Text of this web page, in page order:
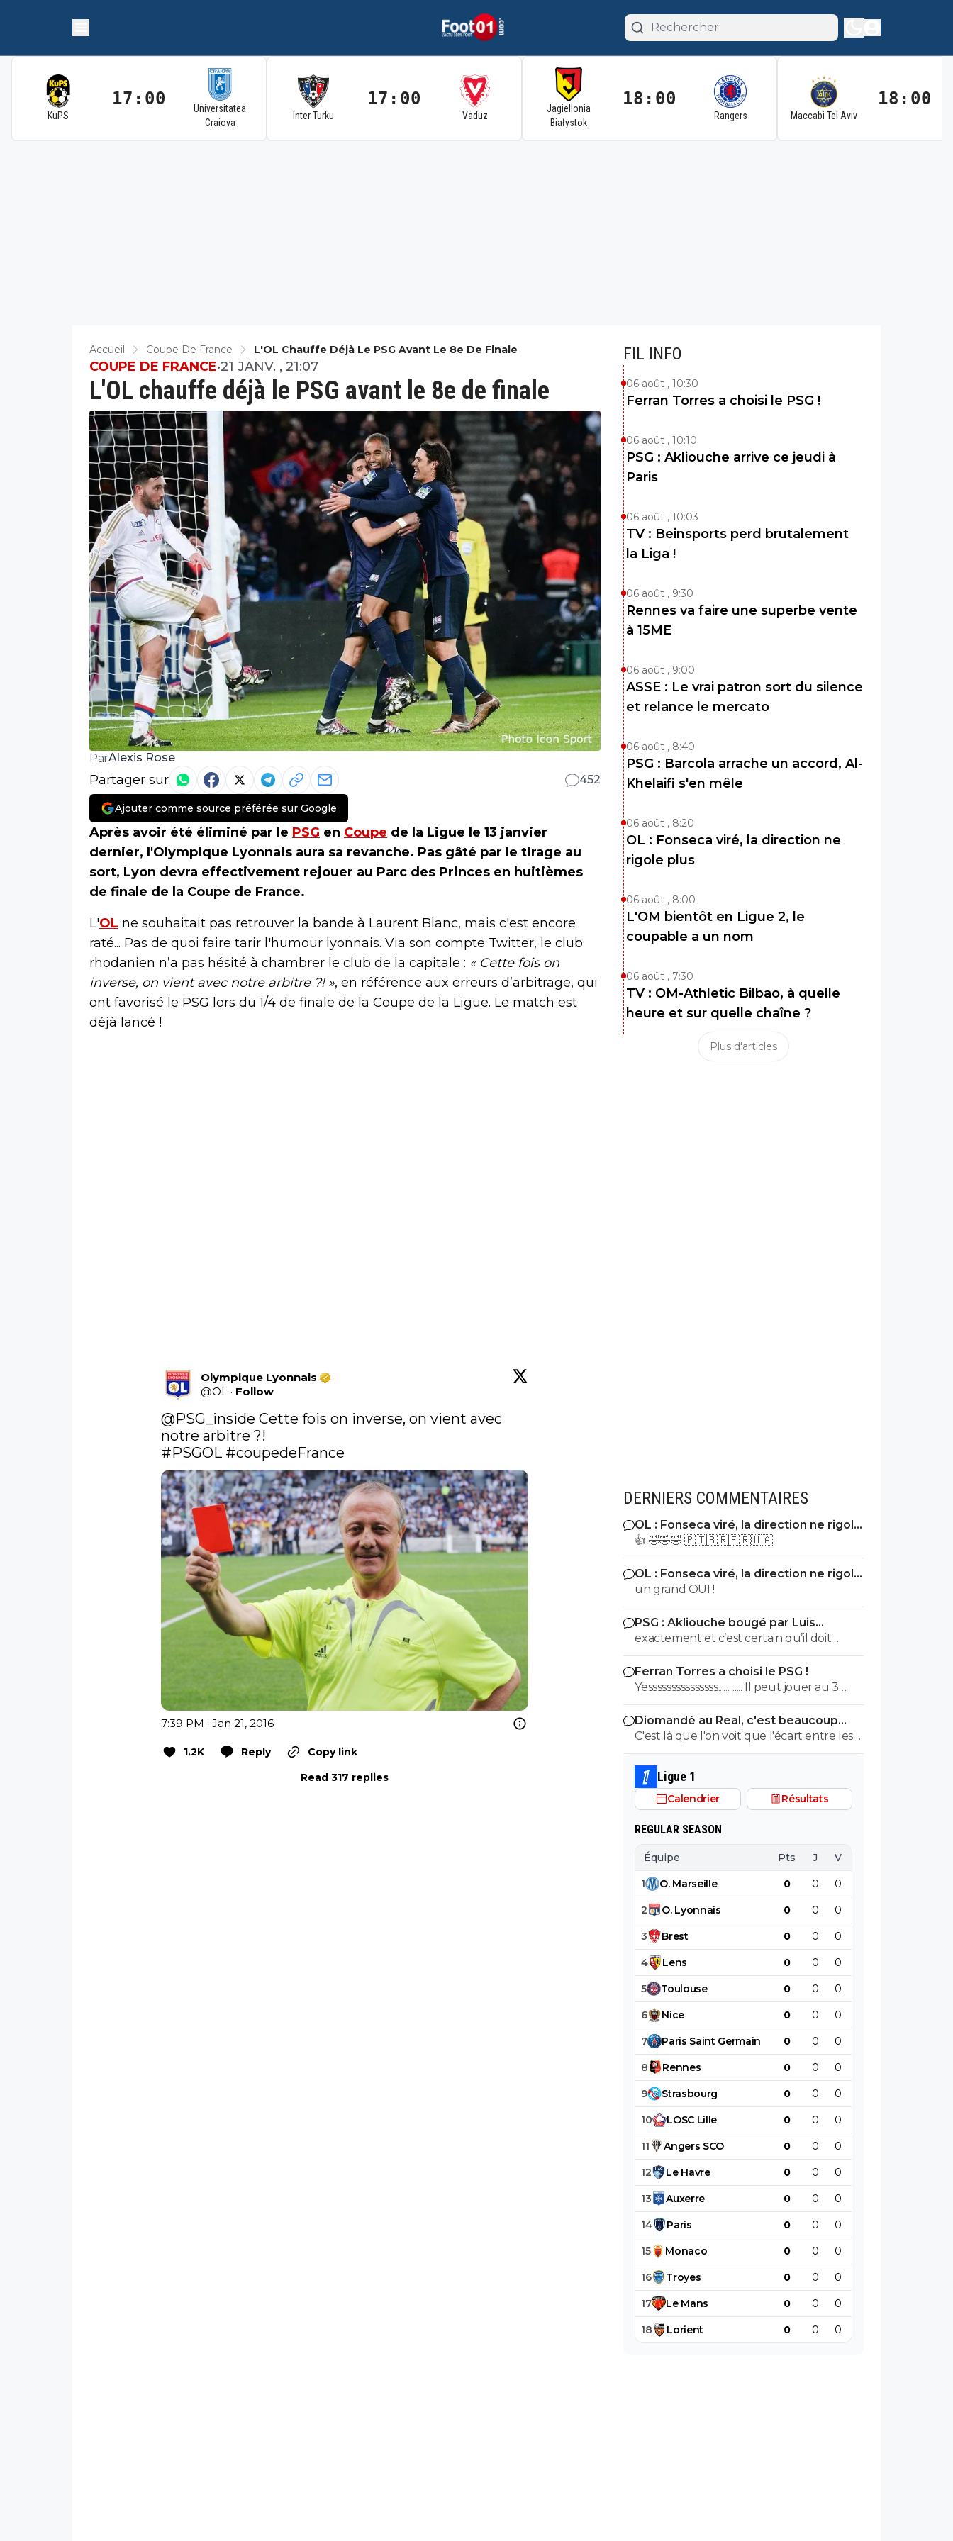
KuPS
17:00
Universitatea
Craiova
Inter Turku
17:00
Vaduz
Jagiellonia
Białystok
18:00
Rangers Maccabi Tel Aviv
18:00
Accueil Coupe De France L'OL Chauffe Déjà Le PSG Avant Le 8e De Finale
L'OL chauffe déjà le PSG avant le 8e de finale
COUPE DE FRANCE•21 JANV. , 21:07
ParAlexis Rose
Partager sur 452
Ajouter comme source préférée sur Google
Après avoir été éliminé par le PSG en Coupe de la Ligue le 13 janvier
dernier, l'Olympique Lyonnais aura sa revanche. Pas gâté par le tirage au
sort, Lyon devra effectivement rejouer au Parc des Princes en huitièmes
de finale de la Coupe de France.
L'OL ne souhaitait pas retrouver la bande à Laurent Blanc, mais c'est encore
raté... Pas de quoi faire tarir l'humour lyonnais. Via son compte Twitter, le club
rhodanien n’a pas hésité à chambrer le club de la capitale : « Cette fois on
inverse, on vient avec notre arbitre ?! », en référence aux erreurs d’arbitrage, qui
ont favorisé le PSG lors du 1/4 de finale de la Coupe de la Ligue. Le match est
déjà lancé !
Olympique Lyonnais
@OL · Follow
@PSG_inside Cette fois on inverse, on vient avec
#PSGOL #coupedeFrance
7:39 PM · Jan 21, 2016
1.2K Reply
Copy link
Read 317 replies
FIL INFO
06 août , 10:30
Ferran Torres a choisi le PSG !
06 août , 10:10
PSG : Akliouche arrive ce jeudi à
Paris
06 août , 10:03
TV : Beinsports perd brutalement
la Liga !
06 août , 9:30
Rennes va faire une superbe vente
à 15ME
06 août , 9:00
ASSE : Le vrai patron sort du silence
et relance le mercato
06 août , 8:40
PSG : Barcola arrache un accord, Al-
Khelaifi s'en mêle
06 août , 8:20
OL : Fonseca viré, la direction ne
rigole plus
06 août , 8:00
L'OM bientôt en Ligue 2, le
coupable a un nom
06 août , 7:30
TV : OM-Athletic Bilbao, à quelle
heure et sur quelle chaîne ?
Plus d'articles
DERNIERS COMMENTAIRES
OL : Fonseca viré, la direction ne rigole
plus
👍 🤣🤣🤣 🇵🇹🇧🇷🇫🇷🇺🇦
OL : Fonseca viré, la direction ne rigole
plus
un grand OUI !
PSG : Akliouche bougé par Luis
Enrique, premier avertissement
exactement et c’est certain qu’il doit
bosser s’il veut y arriver… 😏🇵🇹🇧🇷🇫🇷
🇺🇦
Ferran Torres a choisi le PSG !
Yesssssssssssssss............. Il peut jouer au 3
postes de devant et il est vraiment très
bon ....
Diomandé au Real, c'est beaucoup
plus que 120 ME
C'est là que l'on voit que l'écart entre les
clubs avant d'être sportif est financier.
Tant mieux pour ces clubs, je ne crierai
pas à l'injustice. Mais réussir à avoir des
bons résultats, sur la durée, quand tu n'as
foot là.
Ligue 1
Calendrier Résultats
REGULAR SEASON
Équipe Pts J V
1 O. Marseille 0 0 0
2 O. Lyonnais 0 0 0
3 Brest 0 0 0
4 Lens 0 0 0
5 Toulouse 0 0 0
6 Nice 0 0 0
7 Paris Saint Germain 0 0 0
8 Rennes 0 0 0
9 Strasbourg 0 0 0
10 LOSC Lille 0 0 0
11 Angers SCO 0 0 0
12 Le Havre 0 0 0
13 Auxerre 0 0 0
14 Paris 0 0 0
15 Monaco 0 0 0
16 Troyes 0 0 0
17 Le Mans 0 0 0
18 Lorient 0 0 0